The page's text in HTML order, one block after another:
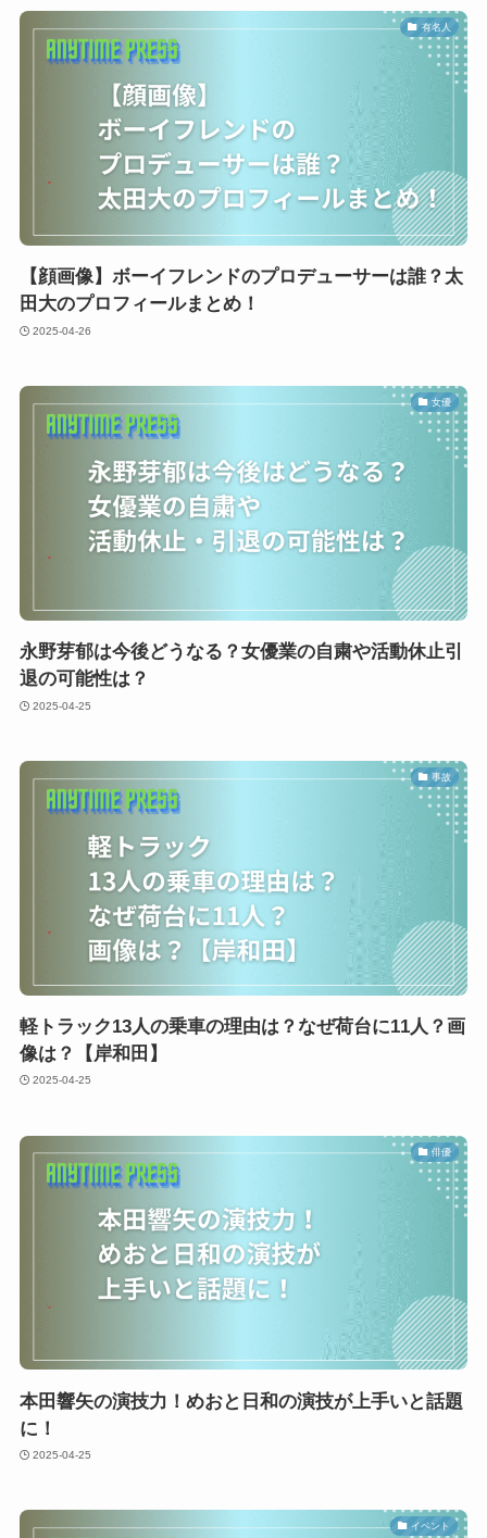
有名人
【顔画像】ボーイフレンドのプロデューサーは誰？太
田大のプロフィールまとめ！
2025-04-26
女優
永野芽郁は今後どうなる？女優業の自粛や活動休止引
退の可能性は？
2025-04-25
事故
軽トラック13人の乗車の理由は？なぜ荷台に11人？画
像は？【岸和田】
2025-04-25
俳優
本田響矢の演技力！めおと日和の演技が上手いと話題
に！
2025-04-25
イベント